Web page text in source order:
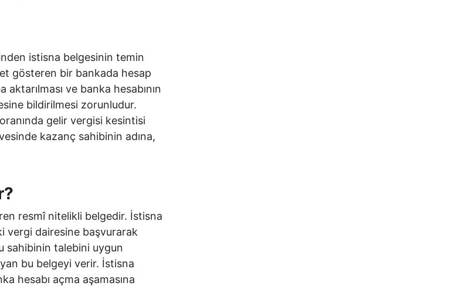
istisna belgesinin temin
gösteren bir bankada hesap
aktarılması ve banka hesabının
bildirilmesi zorunludur.
gelir vergisi kesintisi
kazanç sahibinin adına,
resmî nitelikli belgedir. İstisna
vergi dairesine başvurarak
sahibinin talebini uygun
bu belgeyi verir. İstisna
hesabı açma aşamasına